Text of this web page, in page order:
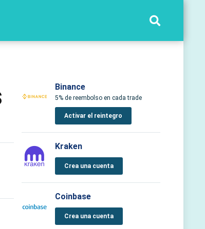
Binance
5% de reembolso en cada trade
Activar el reintegro
Kraken
Crea una cuenta
Coinbase
Crea una cuenta